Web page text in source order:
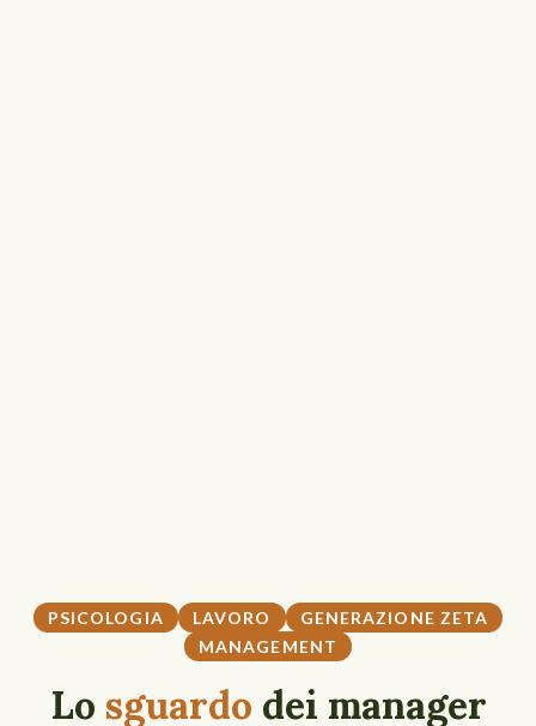
PSICOLOGIA LAVORO
GENERAZIONE ZETA
MANAGEMENT
Lo sguardo dei manager